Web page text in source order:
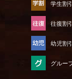
学生割
往復割
幼児割
グルー